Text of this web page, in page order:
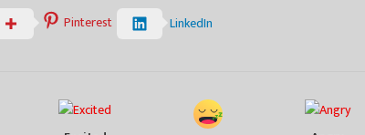
Pinterest LinkedIn